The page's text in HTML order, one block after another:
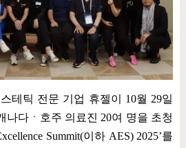
테틱 전문 기업 휴젤이 10월 29일
나다ㆍ호주 의료진 20여 명을 초청
Summit(이하 AES) 2025’를